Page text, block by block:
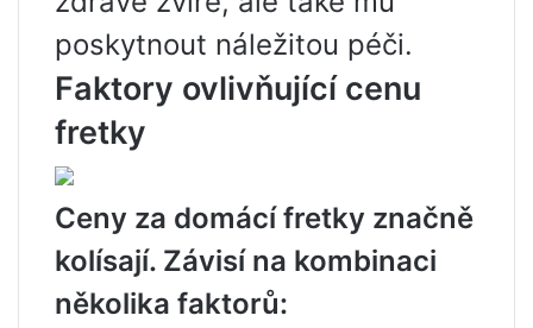
poskytnout náležitou péči.
Faktory ovlivňující cenu
fretky
Ceny za domácí fretky značně
kolísají. Závisí na kombinaci
několika faktorů: